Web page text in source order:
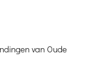
van Oude